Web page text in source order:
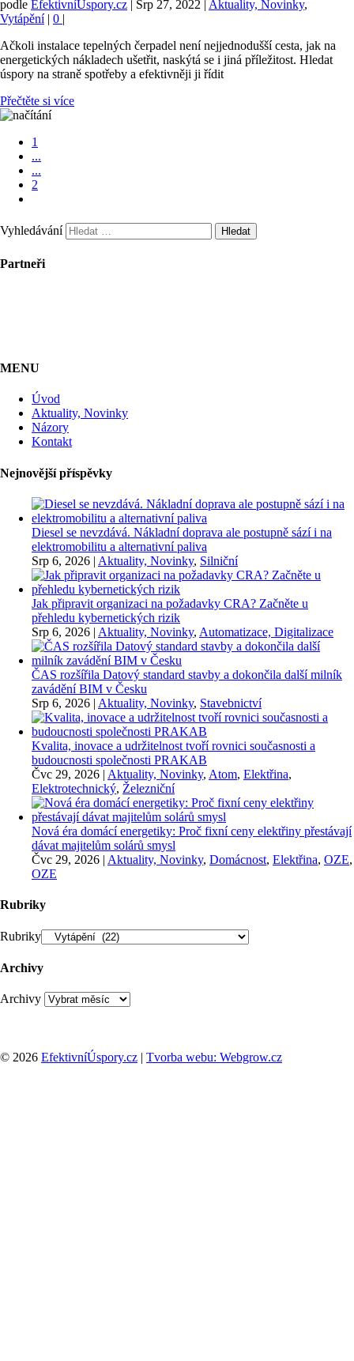
podle EfektivníÚspory.cz | Srp 27, 2022 | Aktuality, Novinky,
Vytápění| 0 |
Ačkoli instalace tepelných čerpadel není nejjednodušší cesta, jak na
energetických nákladech ušetřit, naskýtá se i jiná příležitost. Hledat
úspory na straně spotřeby a efektivněji ji řídit
Přečtěte si více
1
...
...
2
Vyhledávání
Partneři
MENU
Úvod
Aktuality, Novinky
Názory
Kontakt
Nejnovější příspěvky
Diesel se nevzdává. Nákladní doprava ale postupně sází i na
elektromobilitu a alternativní paliva
Srp 6, 2026 | Aktuality, Novinky, Silniční
Jak připravit organizaci na požadavky CRA? Začněte u
přehledu kybernetických rizik
Srp 6, 2026 | Aktuality, Novinky, Automatizace, Digitalizace
ČAS rozšířila Datový standard stavby a dokončila další milník
zavádění BIM v Česku
Srp 6, 2026 | Aktuality, Novinky, Stavebnictví
Kvalita, inovace a udržitelnost tvoří rovnici současnosti a
budoucnosti společnosti PRAKAB
Čvc 29, 2026 | Aktuality, Novinky, Atom, Elektřina,
Elektrotechnický, Železniční
Nová éra domácí energetiky: Proč fixní ceny elektřiny přestávají
dávat majitelům solárů smysl
Čvc 29, 2026 | Aktuality, Novinky, Domácnost, Elektřina, OZE,
OZE
Rubriky
Rubriky
Archivy
Archivy
© 2026 EfektivníÚspory.cz | Tvorba webu: Webgrow.cz